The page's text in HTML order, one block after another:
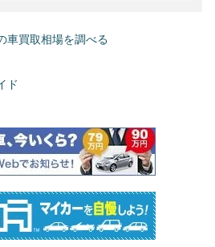
車買取相場を調べる
ド